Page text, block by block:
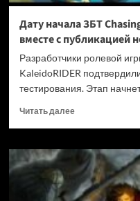
Дату начала ЗБТ
вместе с публикацией
Разработчики ролевой
KaleidoRIDER
тестирования. Этап
Читать далееПрочитать
Дату
начала
ЗБТ
Chasing